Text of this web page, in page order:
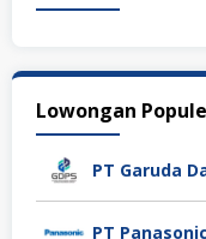
Lowongan
PT Garuda
PT